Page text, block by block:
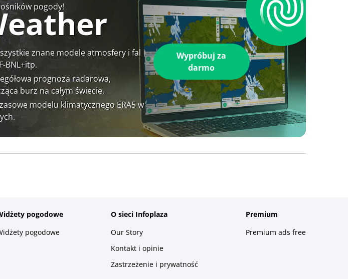
pogody!
znane modele atmosfery i fal
BNL+itp.
prognoza radarowa,
burz na całym świecie.
modelu klimatycznego ERA5 w
Wypróbuj za
darmo
pogodowe
pogodowe
O sieci Infoplaza
Our Story
Kontakt i opinie
Zastrzeżenie i prywatność
Premium
Premium ads free